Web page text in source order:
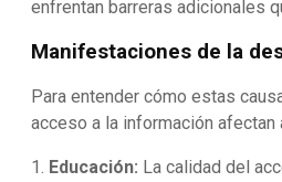
enfrentan barreras adicionales
Manifestaciones de la
Para entender cómo estas
acceso a la información
Educación: La calidad del